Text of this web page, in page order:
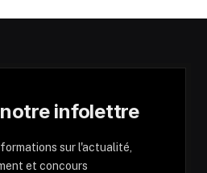
infolettre
sur l'actualité,
et concours